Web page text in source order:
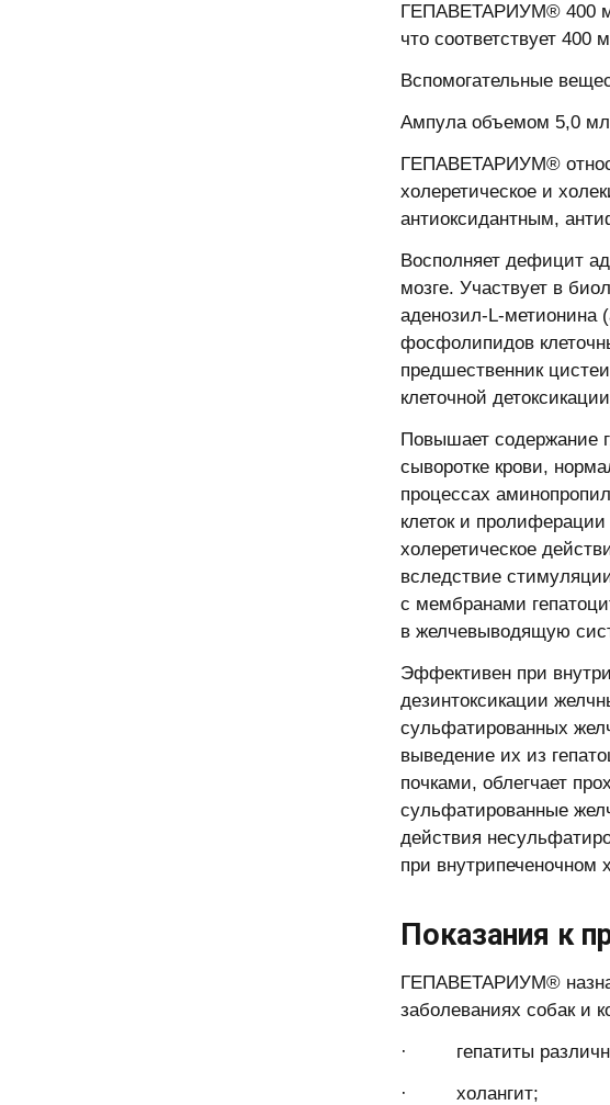
ГЕПАВЕТАРИУМ® 400
что соответствует 400
Вспомогательные
Ампула объемом 5,0 мл
ГЕПАВЕТАРИУМ®
холеретическое и
антиоксидантным,
Восполняет дефицит
мозге. Участвует в
аденозил-L-метионина
фосфолипидов
предшественник
клеточной
Повышает содержание
сыворотке крови,
процессах
клеток и
холеретическое
вследствие
с мембранами
в желчевыводящую
Эффективен при
дезинтоксикации
сульфатированных
выведение их из
почками, облегчает
сульфатированные
действия
при внутрипеченочном
Показания к
ГЕПАВЕТАРИУМ®
заболеваниях собак и
· гепатиты
· холангит;